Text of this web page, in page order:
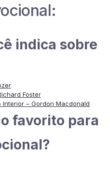
indica sobre
Foster
– Gordon Macdonald
favorito para